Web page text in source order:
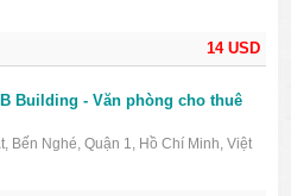
14 USD
Building - Văn phòng cho thuê
Bến Nghé, Quận 1, Hồ Chí Minh, Việt